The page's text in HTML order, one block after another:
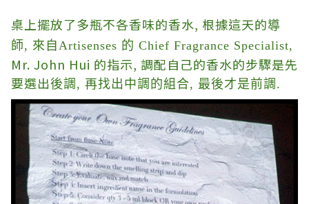
桌上擺放了多瓶不各香味的香水, 根據這天的導
師, 來自Artisenses 的 Chief Fragrance Specialist,
Mr. John Hui 的指示, 調配自己的香水的步驟是先
要選出後調, 再找出中調的組合, 最後才是前調.